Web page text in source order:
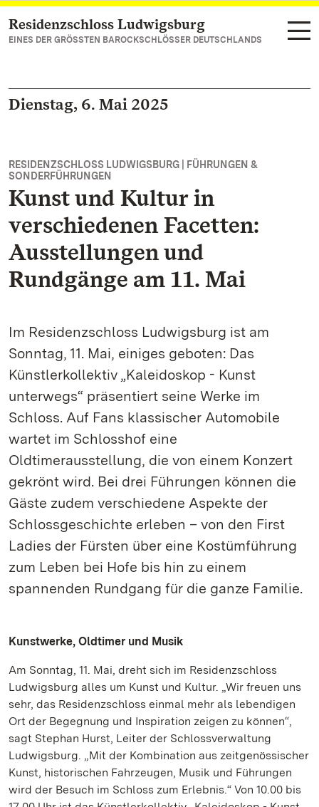
Zum Hauptinhalt springen
Residenzschloss Ludwigsburg
EINES DER GRÖSSTEN BAROCKSCHLÖSSER DEUTSCHLANDS
Dienstag, 6. Mai 2025
RESIDENZSCHLOSS LUDWIGSBURG | FÜHRUNGEN &
SONDERFÜHRUNGEN
Kunst und Kultur in
verschiedenen Facetten:
Ausstellungen und
Rundgänge am 11. Mai
Im Residenzschloss Ludwigsburg ist am
Sonntag, 11. Mai, einiges geboten: Das
Künstlerkollektiv „Kaleidoskop - Kunst
unterwegs“ präsentiert seine Werke im
Schloss. Auf Fans klassischer Automobile
wartet im Schlosshof eine
Oldtimerausstellung, die von einem Konzert
gekrönt wird. Bei drei Führungen können die
Gäste zudem verschiedene Aspekte der
Schlossgeschichte erleben – von den First
Ladies der Fürsten über eine Kostümführung
zum Leben bei Hofe bis hin zu einem
spannenden Rundgang für die ganze Familie.
Kunstwerke, Oldtimer und Musik
Am Sonntag, 11. Mai, dreht sich im Residenzschloss
Ludwigsburg alles um Kunst und Kultur. „Wir freuen uns
sehr, das Residenzschloss einmal mehr als lebendigen
Ort der Begegnung und Inspiration zeigen zu können“,
sagt Stephan Hurst, Leiter der Schlossverwaltung
Ludwigsburg. „Mit der Kombination aus zeitgenössischer
Kunst, historischen Fahrzeugen, Musik und Führungen
wird der Besuch im Schloss zum Erlebnis.“ Von 10.00 bis